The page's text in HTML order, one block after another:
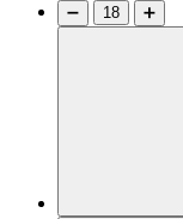
➖ 18 ➕